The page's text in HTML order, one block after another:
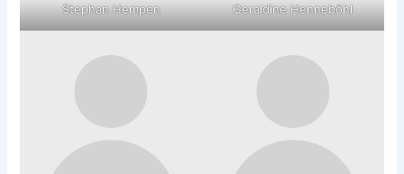
Stephan Hempen Geraldine Henneböhl